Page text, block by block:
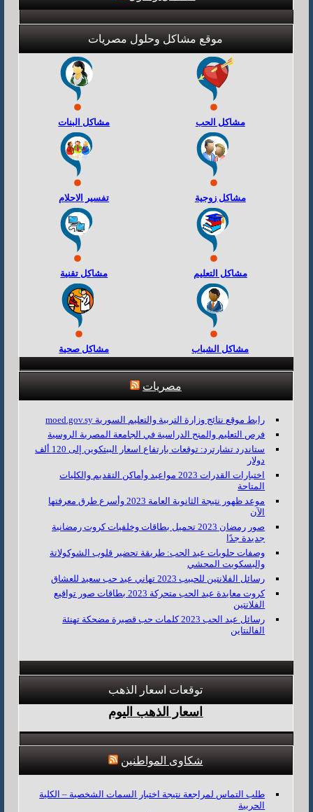
موقع مشاكل وحلول مصريات
مشاكل البنات مشاكل الحب
تفسير الاحلام مشاكل زوجية
مشاكل تقنية مشاكل التعليم
مشاكل صحية مشاكل الشباب
مصريات
رابط موقع نتائج وزارة التربية والتعليم السورية moed.gov.sy
فرص التعليم والمنح الدراسية في الجامعة المصرية الروسية
ستاندرد تشارترد: توقعات بارتفاع اسعار البيتكوين إلى 120 ألف
دولار
اختبارات القدرات 2023 مواعيد وأماكن التقديم والكليات
المتاحة
موعد ظهور نتيجة الثانوية العامة 2023 وأسرع طرق معرفتها
الآن
صور رمضان 2023 تحميل بطاقات وخلفيات كروت رمضانية
جديدة جدًا
وصفات حلويات عيد الحب: طريقة تحضير قلوب الشوكولاتة
والبسكويت المحشي
رسائل الفلانتين للحبيب 2023 تهاني عيد حب سعيد للعشاق
كروت معايدة عيد الحب متحركة 2023 بطاقات صور تواقيع
الفلانتين
رسائل عيد الحب 2023 كلمات حب قصيرة مضحكة تهنئة
الفالنتاين
توقعات اسعار الذهب
اسعار الذهب اليوم
شكاوى المواطنين
طلب التماس لمراجعة نتيجة اختبار السمات الشخصية – الكلية
الحربية